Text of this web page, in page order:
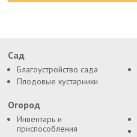
Сад
Благоустройство сада
Плодовые кустарники
Огород
Инвентарь и
приспособления